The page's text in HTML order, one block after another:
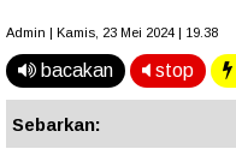
Admin | Kamis, 23 Mei 2024 | 19.38
bacakan stop
Sebarkan: